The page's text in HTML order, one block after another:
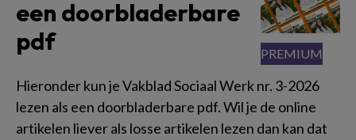
een doorbladerbare
pdf
Hieronder kun je Vakblad Sociaal Werk nr. 3-2026
lezen als een doorbladerbare pdf. Wil je de online
artikelen liever als losse artikelen lezen dan kan dat